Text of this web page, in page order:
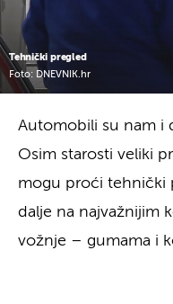
Tehnički pregled
Foto: DNEVNIK.hr
Automobili su nam i
Osim starosti veliki
mogu proći tehnički
dalje na najvažnijim
vožnje – gumama i